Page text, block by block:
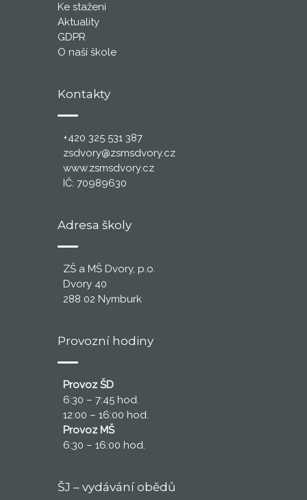
Ke stažení
Aktuality
GDPR
O naší škole
Kontakty
+420 325 531 387
zsdvory@zsmsdvory.cz
www.zsmsdvory.cz
IČ: 70989630
Adresa školy
ZŠ a MŠ Dvory, p.o.
Dvory 40
288 02 Nymburk
Provozní hodiny
Provoz ŠD
6:30 – 7:45 hod.
12:00 – 16:00 hod.
Provoz MŠ
6:30 – 16:00 hod.
ŠJ – vydávání obědů